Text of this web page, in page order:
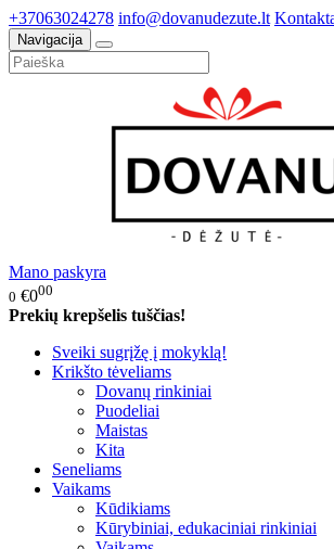
+37063024278 info@dovanudezute.lt
Navigacija
Mano paskyra
0 €000
Prekių krepšelis tuščias!
Sveiki sugrįžę į mokyklą!
Krikšto tėveliams
Dovanų rinkiniai
Puodeliai
Maistas
Kita
Seneliams
Vaikams
Kūdikiams
Kūrybiniai, edukaciniai rinkiniai